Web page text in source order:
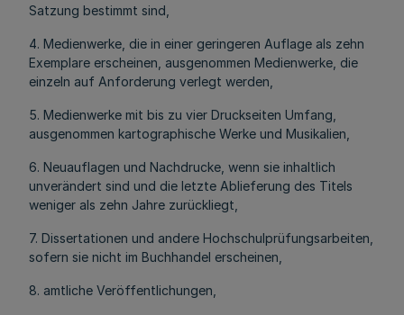
Satzung bestimmt sind,
4. Medienwerke, die in einer geringeren Auflage als zehn
Exemplare erscheinen, ausgenommen Medienwerke, die
einzeln auf Anforderung verlegt werden,
5. Medienwerke mit bis zu vier Druckseiten Umfang,
ausgenommen kartographische Werke und Musikalien,
6. Neuauflagen und Nachdrucke, wenn sie inhaltlich
unverändert sind und die letzte Ablieferung des Titels
weniger als zehn Jahre zurückliegt,
7. Dissertationen und andere Hochschulprüfungsarbeiten,
sofern sie nicht im Buchhandel erscheinen,
8. amtliche Veröffentlichungen,